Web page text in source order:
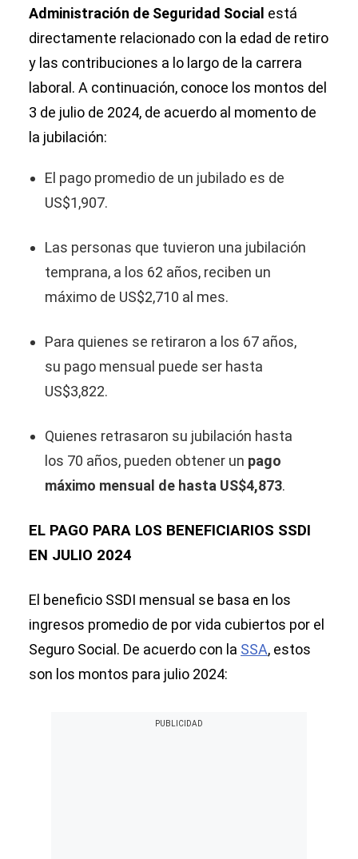
Administración de Seguridad Social está
directamente relacionado con la edad de retiro
y las contribuciones a lo largo de la carrera
laboral. A continuación, conoce los montos del
3 de julio de 2024, de acuerdo al momento de
la jubilación:
El pago promedio de un jubilado es de
US$1,907.
Las personas que tuvieron una jubilación
temprana, a los 62 años, reciben un
máximo de US$2,710 al mes.
Para quienes se retiraron a los 67 años,
su pago mensual puede ser hasta
US$3,822.
Quienes retrasaron su jubilación hasta
los 70 años, pueden obtener un pago
máximo mensual de hasta US$4,873.
EL PAGO PARA LOS BENEFICIARIOS SSDI
EN JULIO 2024
El beneficio SSDI mensual se basa en los
ingresos promedio de por vida cubiertos por el
Seguro Social. De acuerdo con la SSA, estos
son los montos para julio 2024: